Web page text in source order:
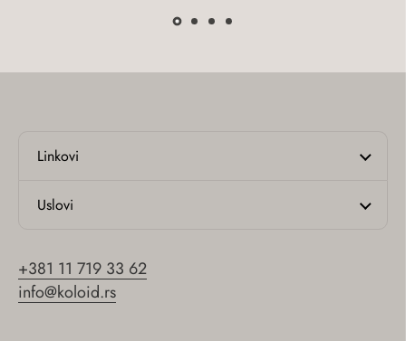
Linkovi
Uslovi
+381 11 719 33 62
info@koloid.rs